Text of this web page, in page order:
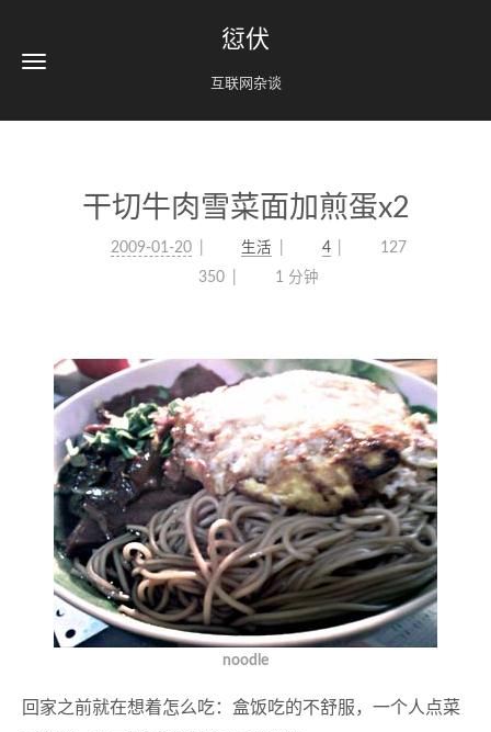
愆伏
互联网杂谈
干切牛肉雪菜面加煎蛋x2
2009-01-20 生活 4
127
350
1 分钟
noodle
回家之前就在想着怎么吃：盒饭吃的不舒服，一个人点菜